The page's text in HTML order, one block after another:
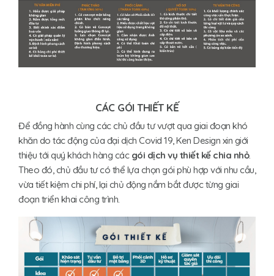
CÁC GÓI THIẾT KẾ
Để đồng hành cùng các chủ đầu tư vượt qua giai đoạn khó
khăn do tác động của đại dịch Covid 19, Ken Design xin giới
thiệu tới quý khách hàng các gói dịch vụ thiết kế chia nhỏ.
Theo đó, chủ đầu tư có thể lựa chọn gói phù hợp với nhu cầu,
vừa tiết kiệm chi phí, lại chủ động nắm bắt được từng giai
đoạn triển khai công trình.